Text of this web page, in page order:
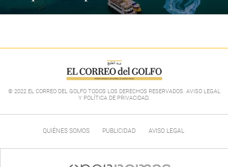
© 2022 EL CORREO DEL GOLFO TODOS LOS DERECHOS RESERVADOS. AVISO LEGAL
Y POLÍTICA DE PRIVACIDAD.
QUIÉNES SOMOS PUBLICIDAD AVISO LEGAL